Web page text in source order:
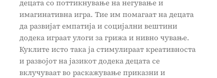
децата со поттикнување на негување и
имагинативна игра. Тие им помагаат на децата
да развијат емпатија и социјални вештини
додека играат улоги за грижа и нивно чување.
Куклите исто така ја стимулираат креативноста
и развојот на јазикот додека децата се
вклучуваат во раскажување приказни и